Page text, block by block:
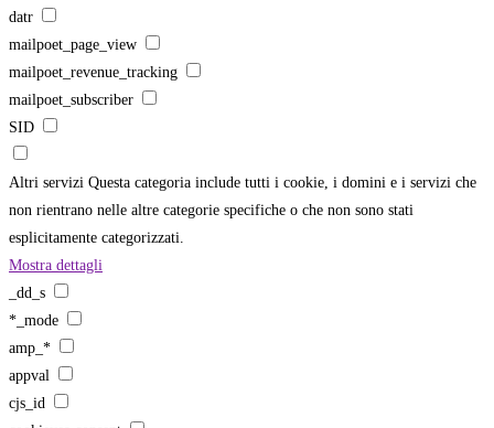
datr
mailpoet_page_view
mailpoet_revenue_tracking
mailpoet_subscriber
SID
Altri servizi Questa categoria include tutti i cookie, i domini e i servizi che
non rientrano nelle altre categorie specifiche o che non sono stati
esplicitamente categorizzati.
Mostra dettagli
_dd_s
*_mode
amp_*
appval
cjs_id